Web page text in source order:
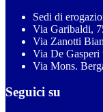
Sedi di
Via Garibaldi,
Via Zanotti
Via De Gasperi
Via Mons.
Seguici su